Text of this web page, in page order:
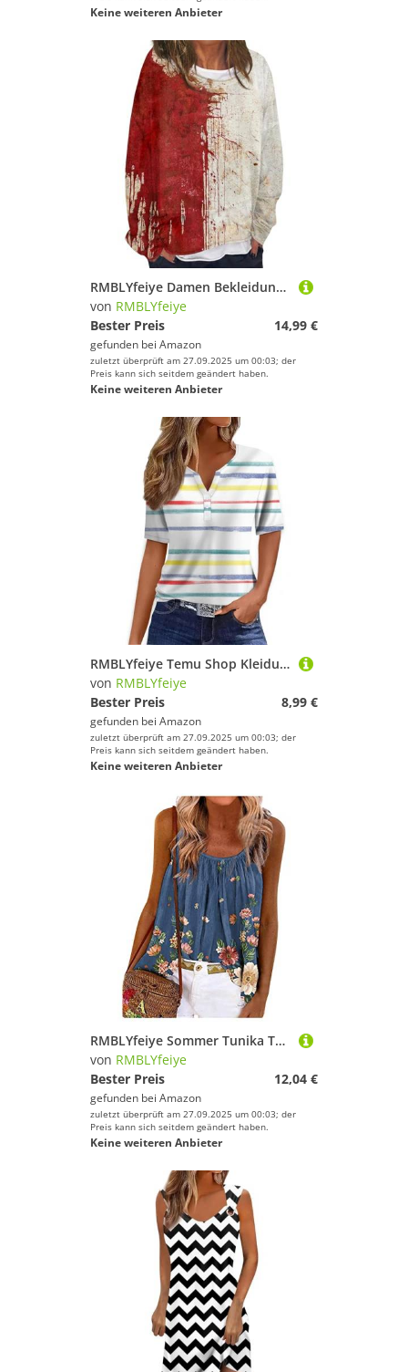
Keine weiteren Anbieter
RMBLYfeiye Damen Bekleidung Pullover Halloween Sweater Hoody Mit Kapuze Rosa Sweatshirt Ohne Oversize Kapuzenpullover XXL
von RMBLYfeiye
Bester Preis
14,99 €
gefunden bei Amazon
zuletzt überprüft am 27.09.2025 um 00:03; der
Preis kann sich seitdem geändert haben.
Keine weiteren Anbieter
RMBLYfeiye Temu Shop Kleidung Damen Oberteile Shirt 3/4 Arm Langarm Shirts Kurzarm T Sommer Sportoberteile Frauen
von RMBLYfeiye
Bester Preis
8,99 €
gefunden bei Amazon
zuletzt überprüft am 27.09.2025 um 00:03; der
Preis kann sich seitdem geändert haben.
Keine weiteren Anbieter
RMBLYfeiye Sommer Tunika Tops Damen Rundhals Blumen Bedruckt Spaghetti Tank Top Plissiertes Locker Blusen Ärmellos Sexy Rückenfrei Party Tops Retro Boho Tops Elegant Oberteile
von RMBLYfeiye
Bester Preis
12,04 €
gefunden bei Amazon
zuletzt überprüft am 27.09.2025 um 00:03; der
Preis kann sich seitdem geändert haben.
Keine weiteren Anbieter